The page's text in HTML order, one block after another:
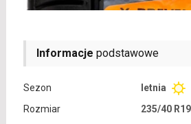
Informacje podstawowe
Sezon
letnia
Rozmiar
235/40 R19